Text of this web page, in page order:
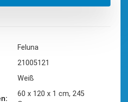
‎Feluna
‎21005121
‎Weiß
‎60 x 120 x 1 cm, 245